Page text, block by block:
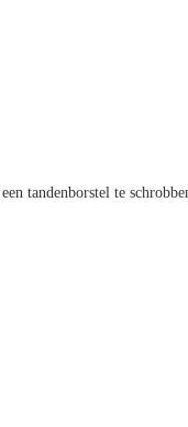
tandenborstel te